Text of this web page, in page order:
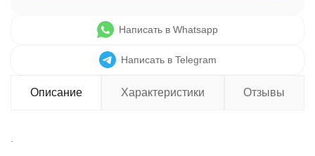
Написать в Whatsapp
Написать в Telegram
Описание Характеристики Отзывы